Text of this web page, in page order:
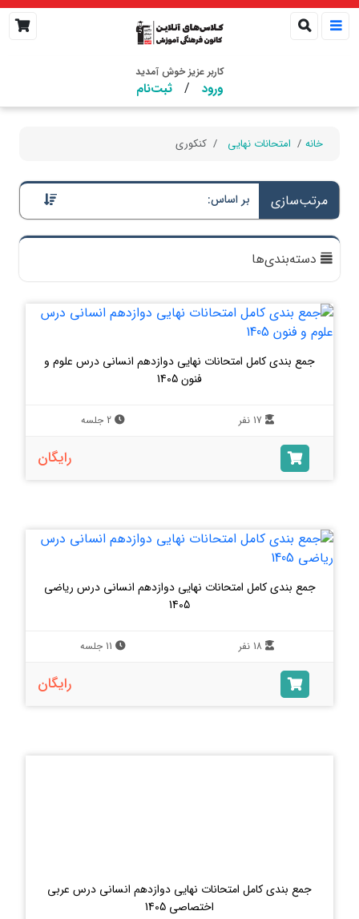
کاربر عزیز خوش آمدید
ورود / ثبت‌نام
خانه امتحانات نهایی کنکوری
مرتب‌سازی بر اساس:
دسته‌بندی‌ها
جمع بندی کامل امتحانات نهایی دوازدهم انسانی درس علوم و
فنون 1405
17 نفر 2 جلسه
رایگان
جمع بندی کامل امتحانات نهایی دوازدهم انسانی درس ریاضی
1405
18 نفر 11 جلسه
رایگان
جمع بندی کامل امتحانات نهایی دوازدهم انسانی درس عربی
اختصاصی 1405